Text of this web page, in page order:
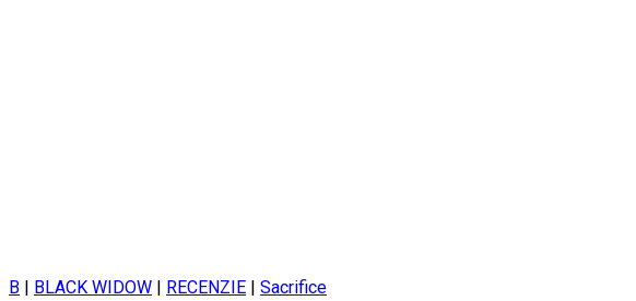
B | BLACK WIDOW | RECENZIE | Sacrifice